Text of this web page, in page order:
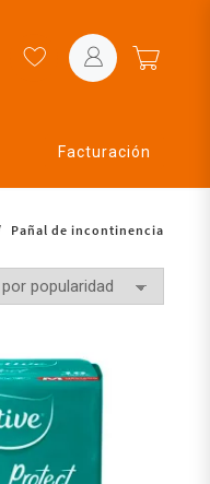
Facturación
Pañal de incontinencia